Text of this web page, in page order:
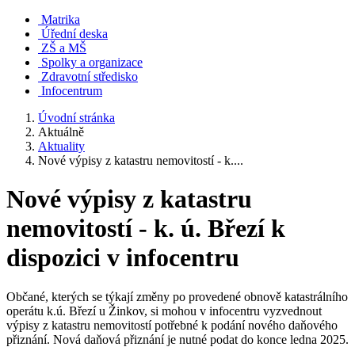
Matrika
Úřední deska
ZŠ a MŠ
Spolky a organizace
Zdravotní středisko
Infocentrum
Úvodní stránka
Aktuálně
Aktuality
Nové výpisy z katastru nemovitostí - k....
Nové výpisy z katastru
nemovitostí - k. ú. Březí k
dispozici v infocentru
Občané, kterých se týkají změny po provedené obnově katastrálního
operátu k.ú. Březí u Žinkov, si mohou v infocentru vyzvednout
výpisy z katastru nemovitostí potřebné k podání nového daňového
přiznání. Nová daňová přiznání je nutné podat do konce ledna 2025.